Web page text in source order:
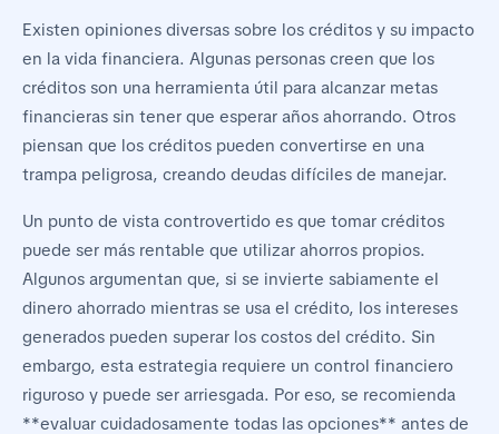
Existen opiniones diversas sobre los créditos y su impacto
en la vida financiera. Algunas personas creen que los
créditos son una herramienta útil para alcanzar metas
financieras sin tener que esperar años ahorrando. Otros
piensan que los créditos pueden convertirse en una
trampa peligrosa, creando deudas difíciles de manejar.
Un punto de vista controvertido es que tomar créditos
puede ser más rentable que utilizar ahorros propios.
Algunos argumentan que, si se invierte sabiamente el
dinero ahorrado mientras se usa el crédito, los intereses
generados pueden superar los costos del crédito. Sin
embargo, esta estrategia requiere un control financiero
riguroso y puede ser arriesgada. Por eso, se recomienda
**evaluar cuidadosamente todas las opciones** antes de